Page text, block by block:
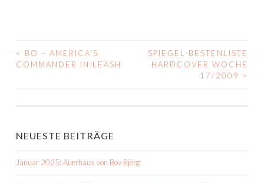
BEITRAGS-
<
BO – AMERICA’S
COMMANDER IN LEASH
SPIEGEL-BESTENLISTE
HARDCOVER WOCHE
17/2009
>
NEUESTE BEITRÄGE
Januar 2025: Auerhaus von Bov Bjerg